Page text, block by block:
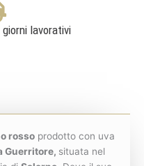
lavorativi
rosso prodotto con uva
Guerritore, situata nel